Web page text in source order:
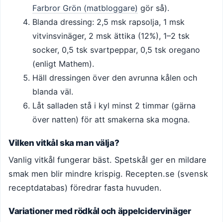
Farbror Grön (matbloggare) gör så).
Blanda dressing: 2,5 msk rapsolja, 1 msk
vitvinsvinäger, 2 msk ättika (12%), 1–2 tsk
socker, 0,5 tsk svartpeppar, 0,5 tsk oregano
(enligt Mathem).
Häll dressingen över den avrunna kålen och
blanda väl.
Låt salladen stå i kyl minst 2 timmar (gärna
över natten) för att smakerna ska mogna.
Vilken vitkål ska man välja?
Vanlig vitkål fungerar bäst. Spetskål ger en mildare
smak men blir mindre krispig. Recepten.se (svensk
receptdatabas) föredrar fasta huvuden.
Variationer med rödkål och äppelcidervinäger